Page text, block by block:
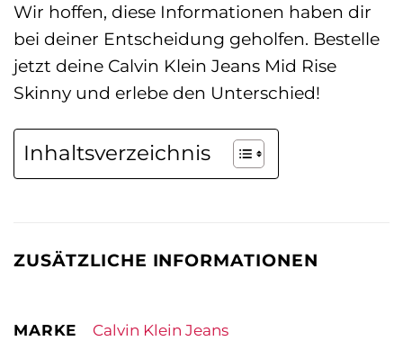
Wir hoffen, diese Informationen haben dir
bei deiner Entscheidung geholfen. Bestelle
jetzt deine Calvin Klein Jeans Mid Rise
Skinny und erlebe den Unterschied!
Inhaltsverzeichnis
ZUSÄTZLICHE INFORMATIONEN
MARKE Calvin Klein Jeans